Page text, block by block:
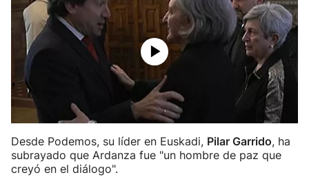
Desde Podemos, su líder en Euskadi, Pilar Garrido, ha
subrayado que Ardanza fue "un hombre de paz que
creyó en el diálogo".